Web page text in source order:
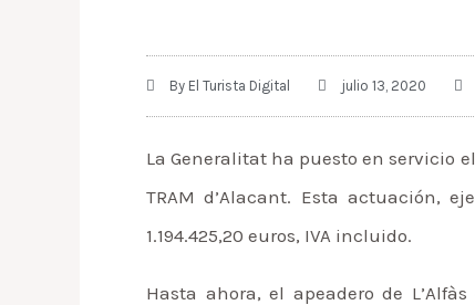
By El Turista Digital julio 13, 2020
La Generalitat ha puesto en servicio
TRAM d’Alacant. Esta actuación,
1.194.425,20 euros, IVA incluido.
Hasta ahora, el apeadero de